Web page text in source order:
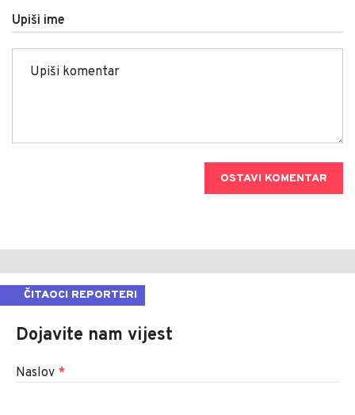
Upiši ime
OSTAVI KOMENTAR
ČITAOCI REPORTERI
Dojavite nam vijest
Naslov *